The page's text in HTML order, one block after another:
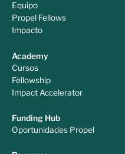
Equipo
Propel Fellows
Impacto
Academy
Cursos
Fellowship
Impact Accelerator
Funding Hub
Oportunidades Propel